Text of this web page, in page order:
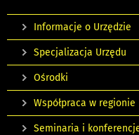
Informacje o Urzędzie
Specjalizacja Urzędu
Ośrodki
Współpraca w regionie
Seminaria i